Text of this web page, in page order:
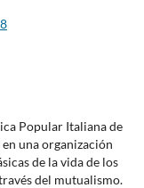
Popular Italiana de
una organización
de la vida de los
del mutualismo.